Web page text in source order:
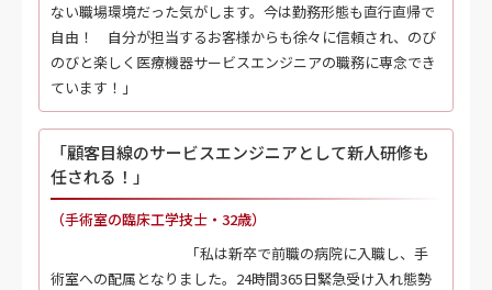
ない職場環境だった気がします。今は勤務形態も直行直帰で
自由！ 自分が担当するお客様からも徐々に信頼され、のび
のびと楽しく医療機器サービスエンジニアの職務に専念でき
ています！」
「顧客目線のサービスエンジニアとして新人研修も
任される！」
（手術室の臨床工学技士・32歳）
「私は新卒で前職の病院に入職し、手
術室への配属となりました。24時間365日緊急受け入れ態勢